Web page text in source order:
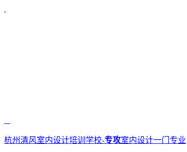
杭州清风室内设计培训学校-专攻室内设计一门专业